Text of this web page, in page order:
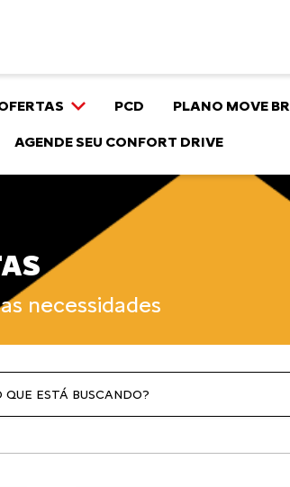
PCD PLANO MOVE
AGENDE SEU CONFORT DRIVE
necessidades